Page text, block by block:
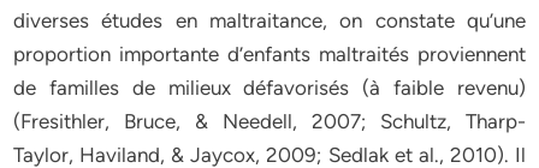
diverses études en maltraitance, on constate qu’une
proportion importante d’enfants maltraités proviennent
de familles de milieux défavorisés (à faible revenu)
(Fresithler, Bruce, & Needell, 2007; Schultz, Tharp-
Taylor, Haviland, & Jaycox, 2009; Sedlak et al., 2010). Il